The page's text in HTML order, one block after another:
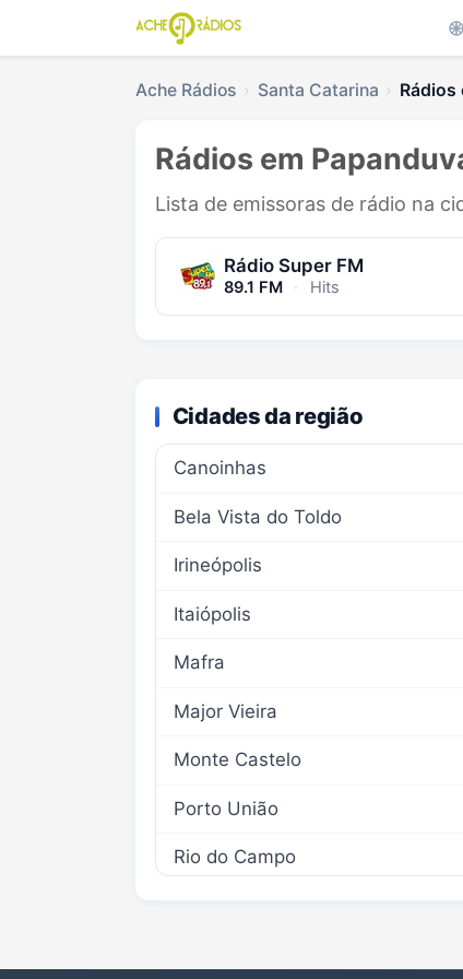
Ache Rádios Santa Catarina Rádios
Rádios em
Lista de emissoras de rádio na
Rádio Super FM
89.1 FM · Hits
Cidades da região
Canoinhas
Bela Vista do Toldo
Irineópolis
Itaiópolis
Mafra
Major Vieira
Monte Castelo
Porto União
Rio do Campo